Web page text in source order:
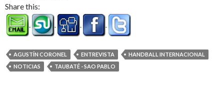
Share this:
AGUSTÍN CORONEL ENTREVISTA
HANDBALL INTERNACIONAL
NOTICIAS
TAUBATÉ - SAO PABLO